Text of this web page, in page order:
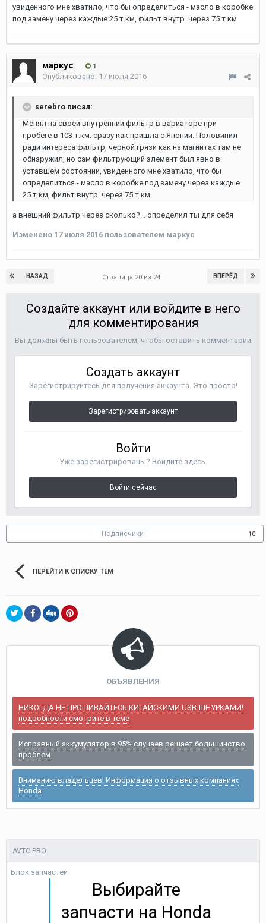
увиденного мне хватило, что бы определиться - масло в коробке
под замену через каждые 25 т.км, фильт внутр. через 75 т.км
маркус 1
Опубликовано: 17 июля 2016
serebro писал:
Менял на своей внутренний фильтр в вариаторе при
пробеге в 103 т.км. сразу как пришла с Японии. Половинил
ради интереса фильтр, черной грязи как на магнитах там не
обнаружил, но сам фильтрующий элемент был явно в
уставшем состоянии, увиденного мне хватило, что бы
определиться - масло в коробке под замену через каждые
25 т.км, фильт внутр. через 75 т.км
а внешний фильтр через сколько?... определил ты для себя
Изменено 17 июля 2016 пользователем маркус
НАЗАД ВПЕРЁД
Страница 20 из 24
Создайте аккаунт или войдите в него
для комментирования
Вы должны быть пользователем, чтобы оставить комментарий
Создать аккаунт
Зарегистрируйтесь для получения аккаунта. Это просто!
Зарегистрировать аккаунт
Войти
Уже зарегистрированы? Войдите здесь.
Войти сейчас
Подписчики 10
ПЕРЕЙТИ К СПИСКУ ТЕМ
ОБЪЯВЛЕНИЯ
НИКОГДА НЕ ПРОШИВАЙТЕСЬ КИТАЙСКИМИ USB-ШНУРКАМИ!
подробности смотрите в теме
Исправный аккумулятор в 95% случаев решает большинство
проблем
Вниманию владельцев! Информация о отзывных компаниях
Honda
AVTO.PRO
Блок запчастей
Выбирайте
запчасти на Honda